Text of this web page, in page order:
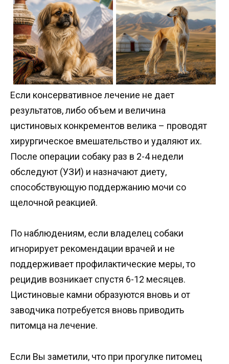
Если консервативное лечение не дает
результатов, либо объем и величина
цистиновых конкрементов велика – проводят
хирургическое вмешательство и удаляют их.
После операции собаку раз в 2-4 недели
обследуют (УЗИ) и назначают диету,
способствующую поддержанию мочи со
щелочной реакцией.
По наблюдениям, если владелец собаки
игнорирует рекомендации врачей и не
поддерживает профилактические меры, то
рецидив возникает спустя 6-12 месяцев.
Цистиновые камни образуются вновь и от
заводчика потребуется вновь приводить
питомца на лечение.
Если Вы заметили, что при прогулке питомец